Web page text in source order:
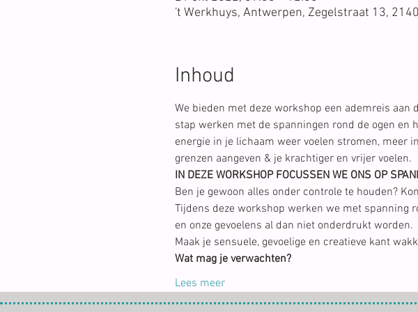
't Werkhuys, Antwerpen, Zegelstraat 13,
Inhoud
We bieden met deze workshop een ademreis aan
stap werken met de spanningen rond de ogen en
energie in je lichaam weer voelen stromen, meer
grenzen aangeven & je krachtiger en vrijer voelen.
IN DEZE WORKSHOP FOCUSSEN WE ONS OP
Ben je gewoon alles onder controle te houden?
Tijdens deze workshop werken we met spanning
en onze gevoelens al dan niet onderdrukt worden.
Maak je sensuele, gevoelige en creatieve kant
Wat mag je verwachten?
Lees meer